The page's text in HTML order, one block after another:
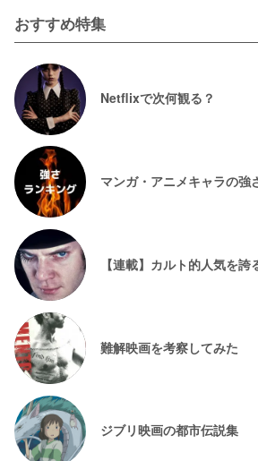
おすすめ特集
Netflixで次何観る？
マンガ・アニメキャラの強
【連載】カルト的人気を誇
難解映画を考察してみた
ジブリ映画の都市伝説集